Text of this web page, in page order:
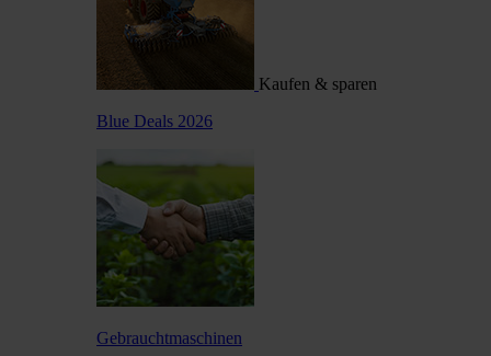
Kaufen & sparen
Blue Deals 2026
Gebrauchtmaschinen